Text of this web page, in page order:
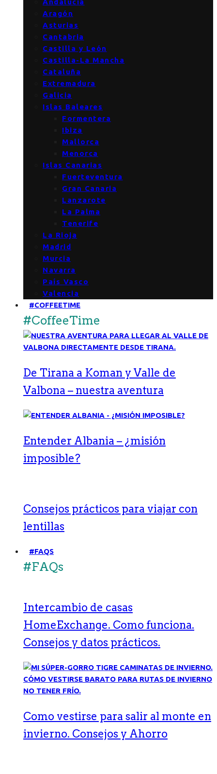
Andalucía
Aragón
Asturias
Cantabria
Castilla y León
Castilla-La Mancha
Cataluña
Extremadura
Galicia
Islas Baleares
Formentera
Ibiza
Mallorca
Menorca
Islas Canarias
Fuerteventura
Gran Canaria
Lanzarote
La Palma
Tenerife
La Rioja
Madrid
Murcia
Navarra
País Vasco
Valencia
#COFFEETIME
#CoffeeTime
De Tirana a Koman y Valle de
Valbona – nuestra aventura
Entender Albania – ¿misión
imposible?
Consejos prácticos para viajar con
lentillas
#FAQS
#FAQs
Intercambio de casas
HomeExchange. Como funciona.
Consejos y datos prácticos.
Como vestirse para salir al monte en
invierno. Consejos y Ahorro